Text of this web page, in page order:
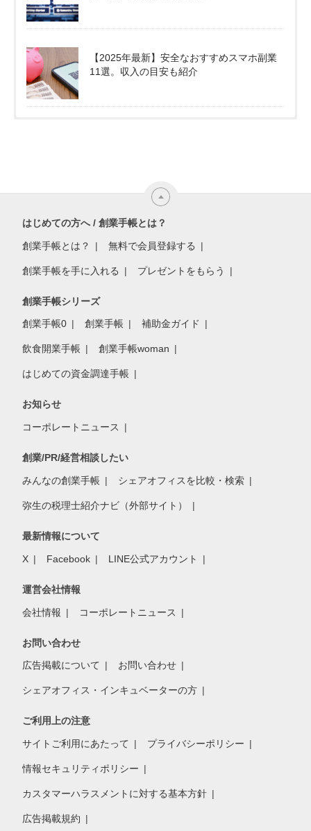
【2025年最新】安全なおすすめスマホ副業
11選。収入の目安も紹介
はじめての方へ / 創業手帳とは？
創業手帳とは？ 無料で会員登録する
創業手帳を手に入れる プレゼントをもらう
創業手帳シリーズ
創業手帳0 創業手帳 補助金ガイド
飲食開業手帳 創業手帳woman
はじめての資金調達手帳
お知らせ
コーポレートニュース
創業/PR/経営相談したい
みんなの創業手帳 シェアオフィスを比較・検索
弥生の税理士紹介ナビ（外部サイト）
最新情報について
X Facebook LINE公式アカウント
運営会社情報
会社情報 コーポレートニュース
お問い合わせ
広告掲載について お問い合わせ
シェアオフィス・インキュベーターの方
ご利用上の注意
サイトご利用にあたって プライバシーポリシー
情報セキュリティポリシー
カスタマーハラスメントに対する基本方針
広告掲載規約